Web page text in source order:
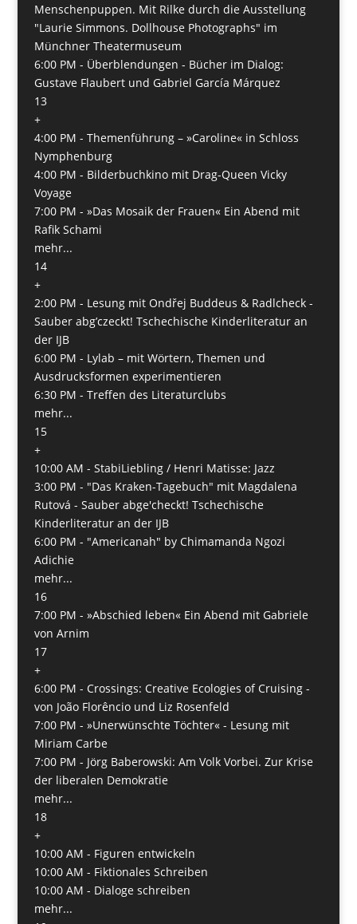
Menschenpuppen. Mit Rilke durch die Ausstellung
"Laurie Simmons. Dollhouse Photographs" im
Münchner Theatermuseum
6:00 PM - Überblendungen - Bücher im Dialog:
Gustave Flaubert und Gabriel García Márquez
13
+
4:00 PM - Themenführung – »Caroline« in Schloss
Nymphenburg
4:00 PM - Bilderbuchkino mit Drag-Queen Vicky
Voyage
7:00 PM - »Das Mosaik der Frauen« Ein Abend mit
Rafik Schami
mehr...
14
+
2:00 PM - Lesung mit Ondřej Buddeus & Radlcheck -
Sauber abg’czeckt! Tschechische Kinderliteratur an
der IJB
6:00 PM - Lylab – mit Wörtern, Themen und
Ausdrucksformen experimentieren
6:30 PM - Treffen des Literaturclubs
mehr...
15
+
10:00 AM - StabiLiebling / Henri Matisse: Jazz
3:00 PM - "Das Kraken-Tagebuch" mit Magdalena
Rutová - Sauber abge'checkt! Tschechische
Kinderliteratur an der IJB
6:00 PM - "Americanah" by Chimamanda Ngozi
Adichie
mehr...
16
7:00 PM - »Abschied leben« Ein Abend mit Gabriele
von Arnim
17
+
6:00 PM - Crossings: Creative Ecologies of Cruising -
von João Florêncio und Liz Rosenfeld
7:00 PM - »Unerwünschte Töchter« - Lesung mit
Miriam Carbe
7:00 PM - Jörg Baberowski: Am Volk Vorbei. Zur Krise
der liberalen Demokratie
mehr...
18
+
10:00 AM - Figuren entwickeln
10:00 AM - Fiktionales Schreiben
10:00 AM - Dialoge schreiben
mehr...